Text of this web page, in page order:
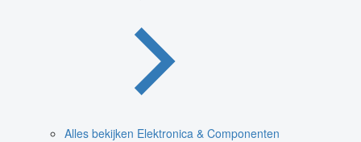
Alles bekijken Elektronica & Componenten